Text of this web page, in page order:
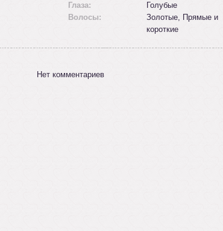
Глаза:
Голубые
Волосы:
Золотые, Прямые и
короткие
Нет комментариев